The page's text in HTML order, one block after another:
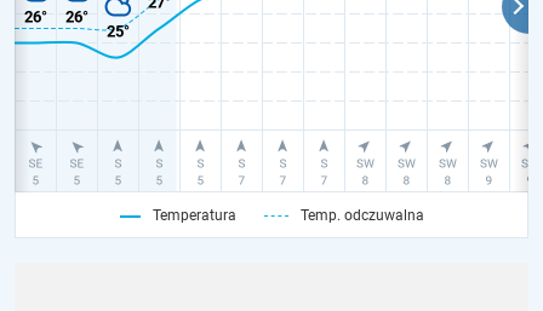
Temperatura Temp. odczuwalna